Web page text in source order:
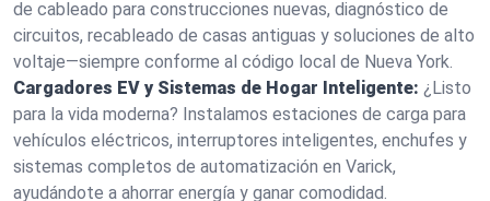
de cableado para construcciones nuevas, diagnóstico de
circuitos, recableado de casas antiguas y soluciones de alto
voltaje—siempre conforme al código local de Nueva York.
Cargadores EV y Sistemas de Hogar Inteligente: ¿Listo
para la vida moderna? Instalamos estaciones de carga para
vehículos eléctricos, interruptores inteligentes, enchufes y
sistemas completos de automatización en Varick,
ayudándote a ahorrar energía y ganar comodidad.